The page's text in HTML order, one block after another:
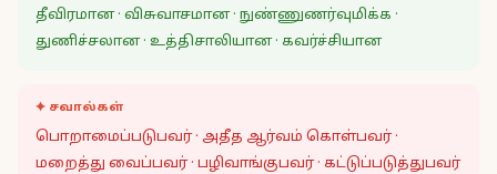
தீவிரமான · விசுவாசமான · நுண்ணுணர்வுமிக்க ·
துணிச்சலான · உத்திசாலியான · கவர்ச்சியான
✦ சவால்கள்
பொறாமைப்படுபவர் · அதீத ஆர்வம் கொள்பவர் ·
மறைத்து வைப்பவர் · பழிவாங்குபவர் · கட்டுப்படுத்துபவர்